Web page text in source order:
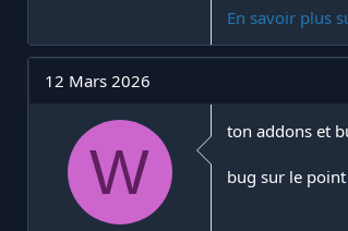
i
n
En savoir plus
12 Mars 2026
W
ton addons et
bug sur le